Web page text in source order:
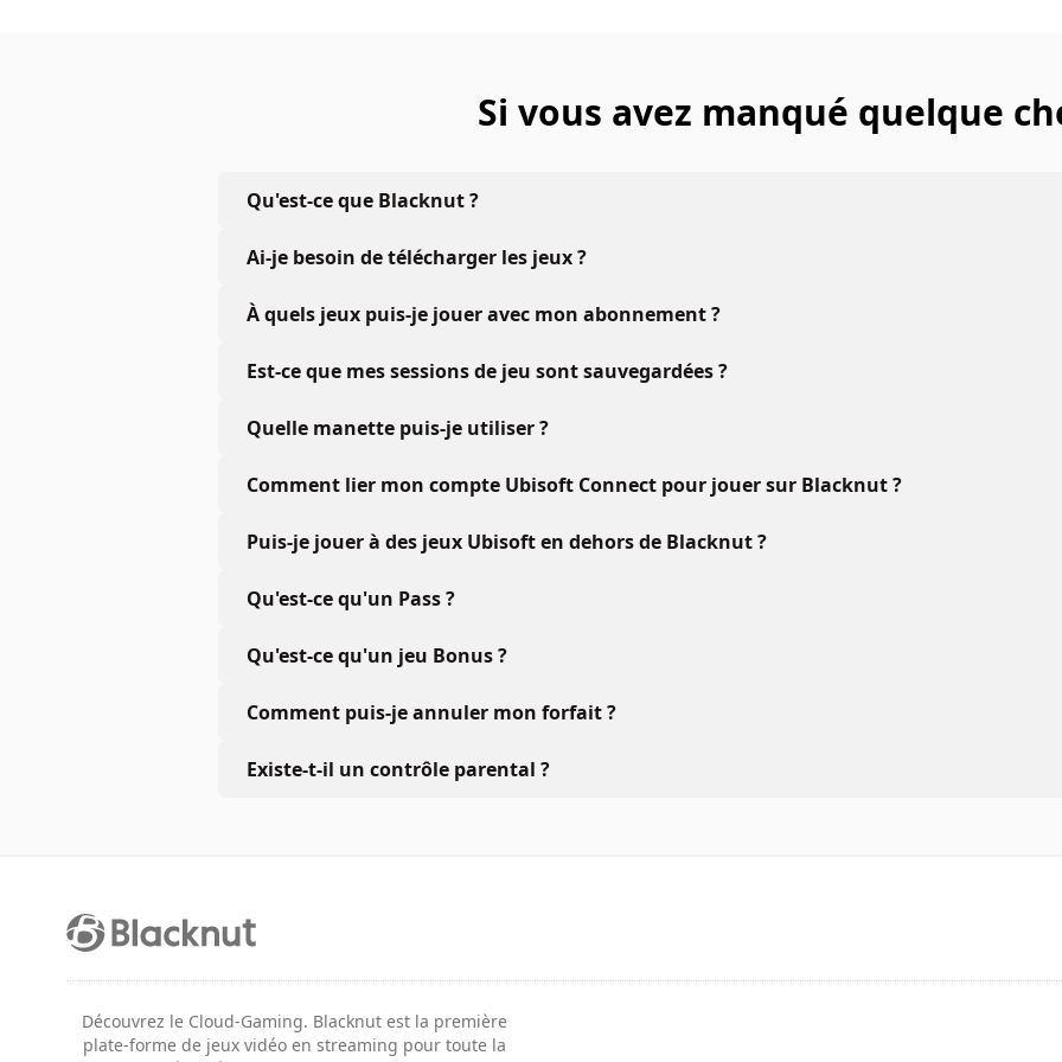
Si vous avez manqué quelque
Qu'est-ce que Blacknut ?
Ai-je besoin de télécharger les jeux ?
À quels jeux puis-je jouer avec mon abonnement ?
Est-ce que mes sessions de jeu sont sauvegardées ?
Quelle manette puis-je utiliser ?
Comment lier mon compte Ubisoft Connect pour jouer sur Blacknut ?
Puis-je jouer à des jeux Ubisoft en dehors de Blacknut ?
Qu'est-ce qu'un Pass ?
Qu'est-ce qu'un jeu Bonus ?
Comment puis-je annuler mon forfait ?
Existe-t-il un contrôle parental ?
Découvrez le Cloud-Gaming. Blacknut est la première
plate-forme de jeux vidéo en streaming pour toute la